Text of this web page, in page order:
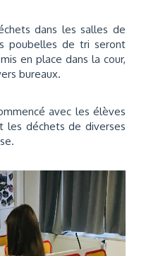
dans les salles de
poubelles de tri seront
en place dans la cour,
bureaux.
avec les élèves
les déchets de diverses